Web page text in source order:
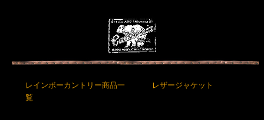
レインボーカントリー商品一
覧
レザージャケット